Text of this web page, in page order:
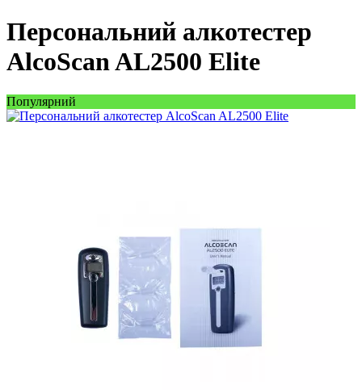
Персональний алкотестер
AlcoScan AL2500 Elite
Популярний